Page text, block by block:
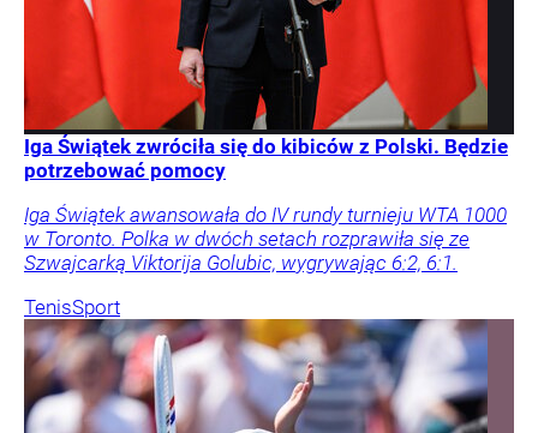
Iga Świątek zwróciła się do kibiców z Polski. Będzie
potrzebować pomocy
Iga Świątek awansowała do IV rundy turnieju WTA 1000
w Toronto. Polka w dwóch setach rozprawiła się ze
Szwajcarką Viktorija Golubic, wygrywając 6:2, 6:1.
TenisSport